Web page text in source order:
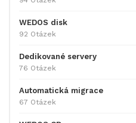
WEDOS disk
92 Otázek
Dedikované servery
76 Otázek
Automatická migrace
67 Otázek